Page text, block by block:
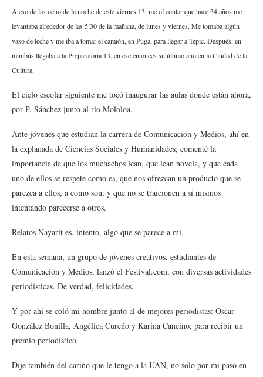
A eso de las ocho de la noche de este viernes 13, me oí contar que hace 34 años me
levantaba alrededor de las 5:30 de la mañana, de lunes y viernes. Me tomaba algún
vaso de leche y me iba a tomar el camión, en Puga, para llegar a Tepic. Después, en
minibús llegaba a la Preparatoria 13, en ese entonces su último año en la Ciudad de la
Cultura.
El ciclo escolar siguiente me tocó inaugurar las aulas donde están ahora,
por P. Sánchez junto al río Mololoa.
Ante jóvenes que estudian la carrera de Comunicación y Medios, ahí en
la explanada de Ciencias Sociales y Humanidades, comenté la
importancia de que los muchachos lean, que lean novela, y que cada
uno de ellos se respete como es, que nos ofrezcan un producto que se
parezca a ellos, a como son, y que no se traicionen a sí mismos
intentando parecerse a otros.
Relatos Nayarit es, intento, algo que se parece a mi.
En esta semana, un grupo de jóvenes creativos, estudiantes de
Comunicación y Medios, lanzó el Festival.com, con diversas actividades
periodísticas. De verdad, felicidades.
Y por ahí se coló mi nombre junto al de mejores periodistas: Oscar
González Bonilla, Angélica Cureño y Karina Cancino, para recibir un
premio periodístico.
Dije también del cariño que le tengo a la UAN, no sólo por mi paso en